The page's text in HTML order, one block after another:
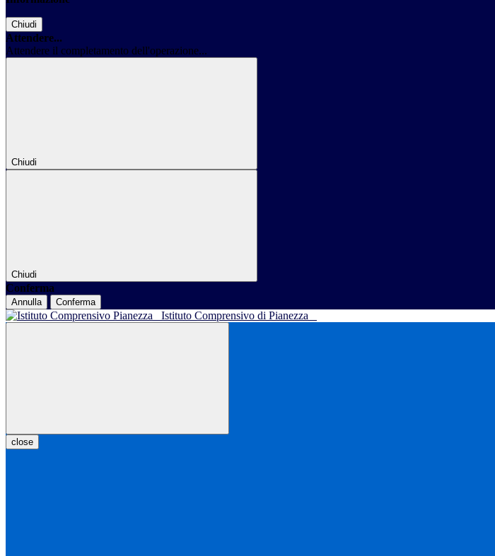
Chiudi
Attendere...
Attendere il completamento dell'operazione...
Chiudi
Chiudi
Conferma
Annulla Conferma
Istituto Comprensivo di Pianezza
close